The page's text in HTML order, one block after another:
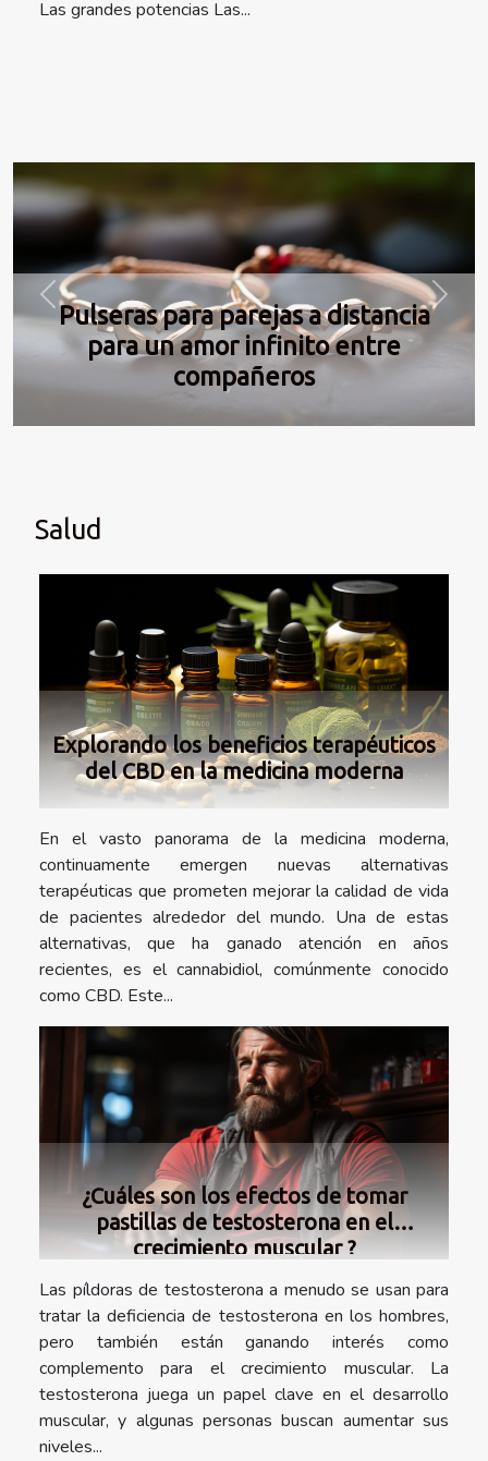
Las grandes potencias Las...
Pulseras para parejas a distancia
para un amor infinito entre
compañeros
Previous Next
Salud
Explorando los beneficios terapéuticos
del CBD en la medicina moderna
En el vasto panorama de la medicina moderna,
continuamente emergen nuevas alternativas
terapéuticas que prometen mejorar la calidad de vida
de pacientes alrededor del mundo. Una de estas
alternativas, que ha ganado atención en años
recientes, es el cannabidiol, comúnmente conocido
como CBD. Este...
¿Cuáles son los efectos de tomar
pastillas de testosterona en el
crecimiento muscular ?
Las píldoras de testosterona a menudo se usan para
tratar la deficiencia de testosterona en los hombres,
pero también están ganando interés como
complemento para el crecimiento muscular. La
testosterona juega un papel clave en el desarrollo
muscular, y algunas personas buscan aumentar sus
niveles...